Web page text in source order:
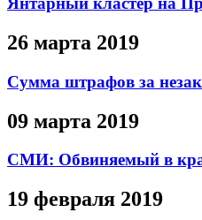
26 марта 2019
Сумма штрафов за
09 марта 2019
СМИ: Обвиняемый в
19 февраля 2019